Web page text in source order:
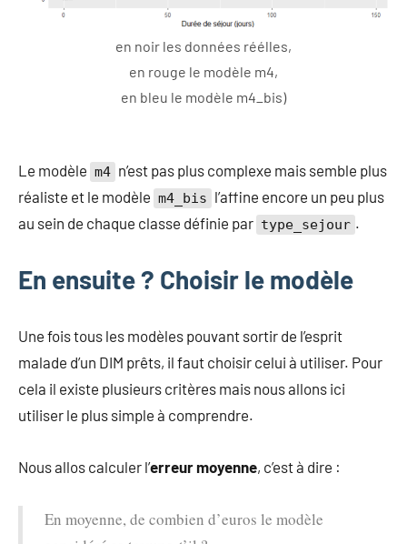
en noir les données réélles,
en rouge le modèle m4,
en bleu le modèle m4_bis)
Le modèle m4 n’est pas plus complexe mais semble plus
réaliste et le modèle m4_bis l’affine encore un peu plus
au sein de chaque classe définie par type_sejour .
En ensuite ? Choisir le modèle
Une fois tous les modèles pouvant sortir de l’esprit
malade d’un DIM prêts, il faut choisir celui à utiliser. Pour
cela il existe plusieurs critères mais nous allons ici
utiliser le plus simple à comprendre.
Nous allos calculer l’erreur moyenne, c’est à dire :
En moyenne, de combien d’euros le modèle